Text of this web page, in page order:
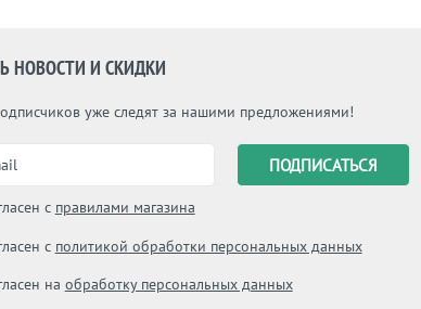
НОВОСТИ И СКИДКИ
уже следят за нашими предложениями!
с правилами магазина
с политикой обработки персональных данных
на обработку персональных данных